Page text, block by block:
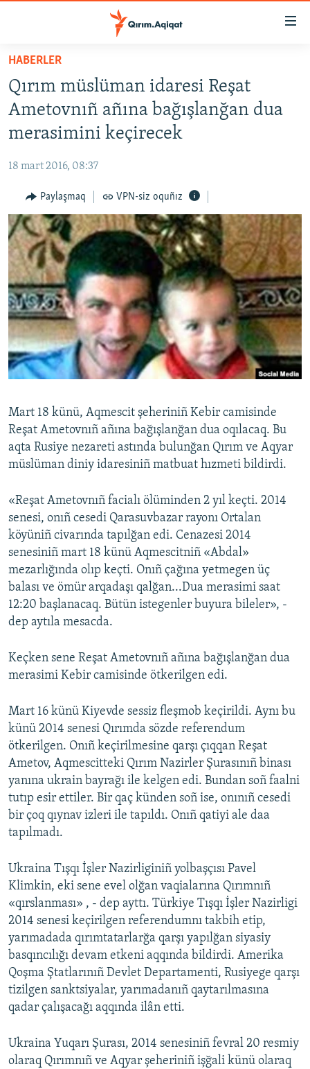
Esas
qaytmaq
Baş
navigatsiyağa
qaytmaq
Qıdıruvğa
SİYASET
İQTİSADİYAT
MEDENİYET
İNSAN AQLARI
VİDEO
SÜRET
BLOGLAR
FİKİR
Русский
Українською
RFE/RS bütün saytları
HABERLER
Qırım müslüman idaresi Reşat
Ametovnıñ añına bağışlanğan dua
merasimini keçirecek
18 mart 2016, 08:37
Paylaşmaq VPN-siz oquñız
Mart 18 künü, Aqmescit şeheriniñ Kebir camisinde
Reşat Ametovnıñ añına bağışlanğan dua oqılacaq. Bu
aqta Rusiye nezareti astında bulunğan Qırım ve Aqyar
müslüman diniy idaresiniñ matbuat hızmeti bildirdi.
«Reşat Ametovnıñ facialı ölüminden 2 yıl keçti. 2014
senesi, onıñ cesedi Qarasuvbazar rayonı Ortalan
köyüniñ civarında tapılğan edi. Cenazesi 2014
senesiniñ mart 18 künü Aqmescitniñ «Abdal»
mezarlığında olıp keçti. Onıñ çağına yetmegen üç
balası ve ömür arqadaşı qalğan...Dua merasimi saat
12:20 başlanacaq. Bütün istegenler buyura bileler», -
dep aytıla mesacda.
Keçken sene Reşat Ametovnıñ añına bağışlanğan dua
merasimi Kebir camisinde ötkerilgen edi.
Mart 16 künü Kiyevde sessiz fleşmob keçirildi. Aynı bu
künü 2014 senesi Qırımda sözde referendum
ötkerilgen. Onıñ keçirilmesine qarşı çıqqan Reşat
Ametov, Aqmescitteki Qırım Nazirler Şurasınıñ binası
yanına ukrain bayrağı ile kelgen edi. Bundan soñ faalni
tutıp esir ettiler. Bir qaç künden soñ ise, onınıñ cesedi
bir çoq qıynav izleri ile tapıldı. Onıñ qatiyi ale daa
tapılmadı.
Ukraina Tışqı İşler Nazirliginiñ yolbaşçısı Pavel
Klimkin, eki sene evel olğan vaqialarına Qırımnıñ
«qırslanması» , - dep ayttı. Türkiye Tışqı İşler Nazirligi
2014 senesi keçirilgen referendumnı takbih etip,
yarımadada qırımtatarlarğa qarşı yapılğan siyasiy
basqıncılığı devam etkeni aqqında bildirdi. Amerika
Qoşma Ştatlarınıñ Devlet Departamenti, Rusiyege qarşı
tizilgen sanktsiyalar, yarımadanıñ qaytarılmasına
qadar çalışacağı aqqında ilân etti.
Ukraina Yuqarı Şurası, 2014 senesiniñ fevral 20 resmiy
olaraq Qırımnıñ ve Aqyar şeheriniñ işğali künü olaraq